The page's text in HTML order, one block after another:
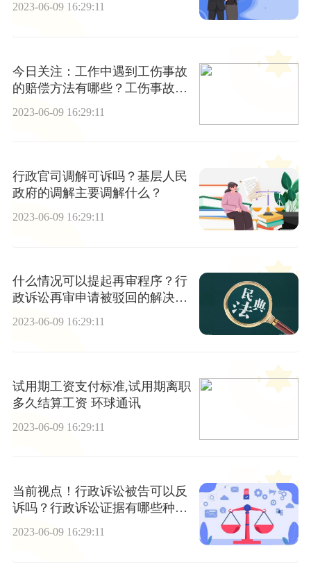
2023-06-09 16:29:11
今日关注：工作中遇到工伤事故
的赔偿方法有哪些？工伤事故怎
2023-06-09 16:29:11
行政官司调解可诉吗？基层人民
政府的调解主要调解什么？
2023-06-09 16:29:11
什么情况可以提起再审程序？行
政诉讼再审申请被驳回的解决途
径有哪些？
2023-06-09 16:29:11
试用期工资支付标准,试用期离职
多久结算工资 环球通讯
2023-06-09 16:29:11
当前视点！行政诉讼被告可以反
诉吗？行政诉讼证据有哪些种
类？
2023-06-09 16:29:11